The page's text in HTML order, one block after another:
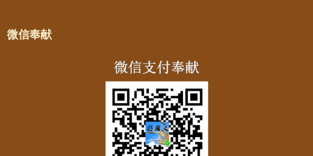
微信奉献